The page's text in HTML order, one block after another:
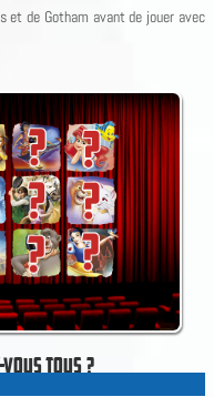
et de Gotham avant de jouer avec
VOUSTOUS?